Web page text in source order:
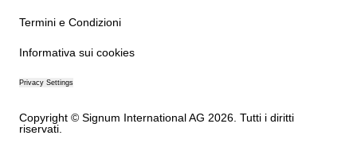
Termini e Condizioni
Informativa sui cookies
Privacy Settings
Copyright © Signum International AG 2026. Tutti i diritti
riservati.